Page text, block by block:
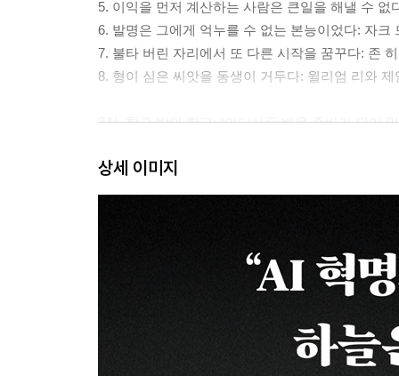
5. 이익을 먼저 계산하는 사람은 큰일을 해낼 수 없
6. 발명은 그에게 억누를 수 없는 본능이었다: 자크
7. 불타 버린 자리에서 또 다른 시작을 꿈꾸다: 존
8. 형이 심은 씨앗을 동생이 거두다: 윌리엄 리와 제
2장. 학교 밖의 학교: “어디서든 배울 준비가 되어
1. 크로마티 채석장이 나의 대학이었다: 휴 밀러
2. 오래된 유리병으로 전기 실험을 시작한 제본공:
5. 마흔에 양조장 옆에서 화학을 시작한 사람: 조지
6. 지금의 나는 내가 만들었다: 험프리 데이비
8. 편견의 벽마저 무너뜨린 관찰의 힘: 에드워드 제
9. 진실은 고독과 인내를 요구한다: 윌리엄 하비와
상세 이미지